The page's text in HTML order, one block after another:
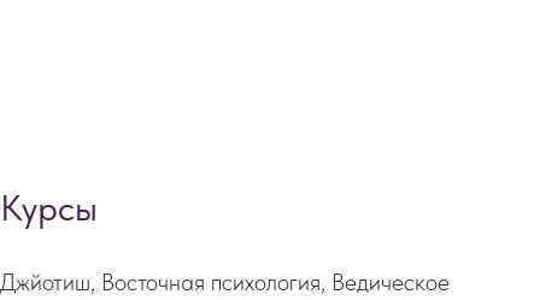
Курсы
Джйотиш, Восточная психология, Ведическое